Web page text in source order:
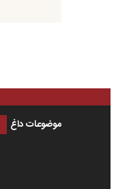
موضوعات داغ